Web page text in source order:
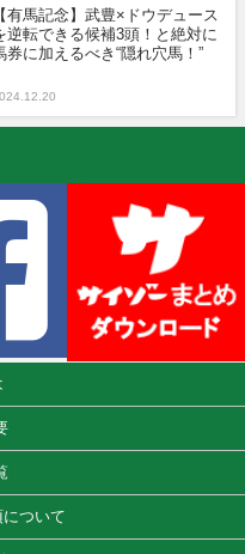
【有馬記念】武豊×ドウデュース
逆転できる候補3頭！と絶対に
券に加えるべき“隠れ穴馬！”
ついて